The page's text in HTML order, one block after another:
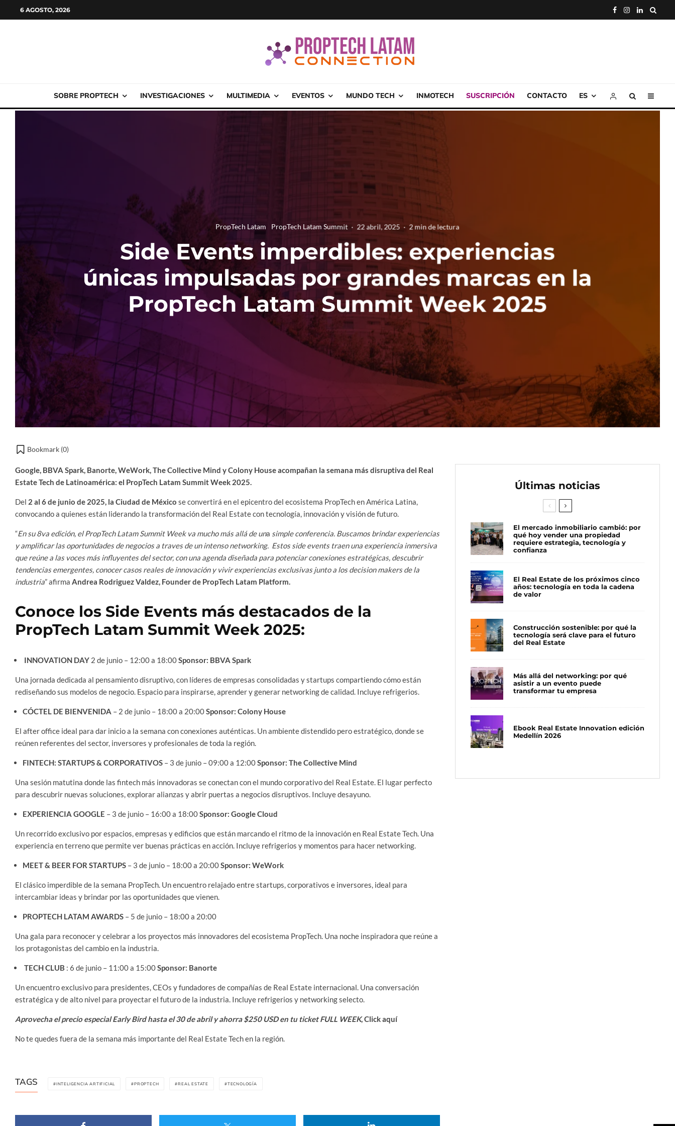
6 AGOSTO, 2026
SOBRE PROPTECH INVESTIGACIONES MULTIMEDIA EVENTOS MUNDO TECH INMOTECH SUSCRIPCIÓN CONTACTO ES
PropTech Latam PropTech Latam Summit · 22 abril, 2025 · 2 min de lectura
Side Events imperdibles: experiencias
únicas impulsadas por grandes marcas en la
PropTech Latam Summit Week 2025
Bookmark (0)
Google, BBVA Spark, Banorte, WeWork, The Collective Mind y Colony House acompañan la semana más disruptiva del Real
Estate Tech de Latinoamérica: el PropTech Latam Summit Week 2025.
Del 2 al 6 de junio de 2025, la Ciudad de México se convertirá en el epicentro del ecosistema PropTech en América Latina,
convocando a quienes están liderando la transformación del Real Estate con tecnología, innovación y visión de futuro.
“En su 8va edición, el PropTech Latam Summit Week va mucho más allá de una simple conferencia. Buscamos brindar experiencias
y amplificar las oportunidades de negocios a traves de un intenso networking. Estos side events traen una experiencia inmersiva
que reúne a las voces más influyentes del sector, con una agenda diseñada para potenciar conexiones estratégicas, descubrir
tendencias emergentes, conocer casos reales de innovación y vivir experiencias exclusivas junto a los decision makers de la
industria” afirma Andrea Rodriguez Valdez, Founder de PropTech Latam Platform.
Conoce los Side Events más destacados de la
PropTech Latam Summit Week 2025:
INNOVATION DAY 2 de junio – 12:00 a 18:00Sponsor: BBVA Spark
Una jornada dedicada al pensamiento disruptivo, con líderes de empresas consolidadas y startups compartiendo cómo están
rediseñando sus modelos de negocio. Espacio para inspirarse, aprender y generar networking de calidad. Incluye refrigerios.
CÓCTEL DE BIENVENIDA – 2 de junio – 18:00 a 20:00Sponsor: Colony House
El after office ideal para dar inicio a la semana con conexiones auténticas. Un ambiente distendido pero estratégico, donde se
reúnen referentes del sector, inversores y profesionales de toda la región.
FINTECH: STARTUPS & CORPORATIVOS – 3 de junio – 09:00 a 12:00Sponsor: The Collective Mind
Una sesión matutina donde las fintech más innovadoras se conectan con el mundo corporativo del Real Estate. El lugar perfecto
para descubrir nuevas soluciones, explorar alianzas y abrir puertas a negocios disruptivos. Incluye desayuno.
EXPERIENCIA GOOGLE – 3 de junio – 16:00 a 18:00Sponsor: Google Cloud
Un recorrido exclusivo por espacios, empresas y edificios que están marcando el ritmo de la innovación en Real Estate Tech. Una
experiencia en terreno que permite ver buenas prácticas en acción. Incluye refrigerios y momentos para hacer networking.
MEET & BEER FOR STARTUPS – 3 de junio – 18:00 a 20:00Sponsor: WeWork
El clásico imperdible de la semana PropTech. Un encuentro relajado entre startups, corporativos e inversores, ideal para
intercambiar ideas y brindar por las oportunidades que vienen.
PROPTECH LATAM AWARDS – 5 de junio – 18:00 a 20:00
Una gala para reconocer y celebrar a los proyectos más innovadores del ecosistema PropTech. Una noche inspiradora que reúne a
los protagonistas del cambio en la industria.
TECH CLUB : 6 de junio – 11:00 a 15:00Sponsor: Banorte
Un encuentro exclusivo para presidentes, CEOs y fundadores de compañías de Real Estate internacional. Una conversación
estratégica y de alto nivel para proyectar el futuro de la industria. Incluye refrigerios y networking selecto.
Aprovecha el precio especial Early Bird hasta el 30 de abril y ahorra $250 USD en tu ticket FULL WEEK, Click aquí
No te quedes fuera de la semana más importante del Real Estate Tech en la región.
TAGS INTELIGENCIA ARTIFICIAL PROPTECH REAL ESTATE TECNOLOGÍA
Últimas noticias
El mercado inmobiliario cambió: por
qué hoy vender una propiedad
requiere estrategia, tecnología y
confianza
El Real Estate de los próximos cinco
años: tecnología en toda la cadena
de valor
Construcción sostenible: por qué la
tecnología será clave para el futuro
del Real Estate
Más allá del networking: por qué
asistir a un evento puede
transformar tu empresa
Ebook Real Estate Innovation edición
Medellín 2026